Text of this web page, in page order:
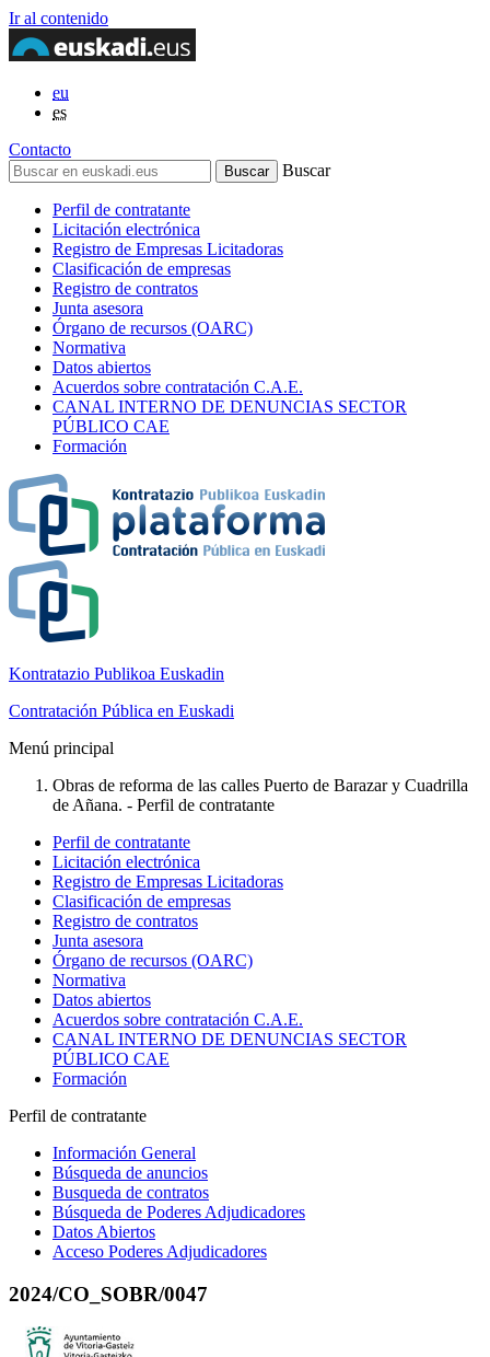
Ir al contenido
eu
es
Contacto
Buscar
Perfil de contratante
Licitación electrónica
Registro de Empresas Licitadoras
Clasificación de empresas
Registro de contratos
Junta asesora
Órgano de recursos (OARC)
Normativa
Datos abiertos
Acuerdos sobre contratación C.A.E.
CANAL INTERNO DE DENUNCIAS SECTOR
PÚBLICO CAE
Formación
Kontratazio Publikoa Euskadin
Contratación Pública en Euskadi
Menú principal
Obras de reforma de las calles Puerto de Barazar y Cuadrilla
de Añana. - Perfil de contratante
Perfil de contratante
Licitación electrónica
Registro de Empresas Licitadoras
Clasificación de empresas
Registro de contratos
Junta asesora
Órgano de recursos (OARC)
Normativa
Datos abiertos
Acuerdos sobre contratación C.A.E.
CANAL INTERNO DE DENUNCIAS SECTOR
PÚBLICO CAE
Formación
Perfil de contratante
Información General
Búsqueda de anuncios
Busqueda de contratos
Búsqueda de Poderes Adjudicadores
Datos Abiertos
Acceso Poderes Adjudicadores
2024/CO_SOBR/0047